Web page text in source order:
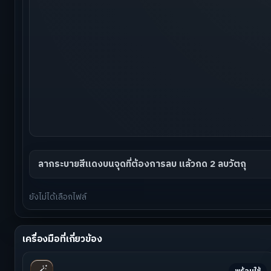
ลากระบายสีแดงบนจุดที่ต้องการลบ แล้วกด 2 ลบวัตถุ
ยังไม่ได้เลือกไฟล์
เครื่องมือที่เกี่ยวข้อง